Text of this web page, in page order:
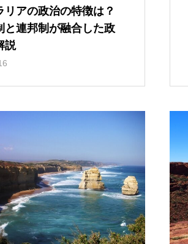
リアの政治の特徴は？
と連邦制が融合した政
説